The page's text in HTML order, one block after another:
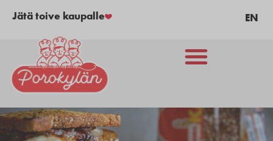
Jätä toive kaupalle EN